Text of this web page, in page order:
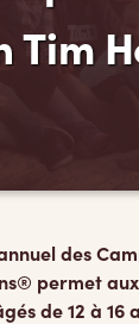
Tim
des
permet
de 12 à 16